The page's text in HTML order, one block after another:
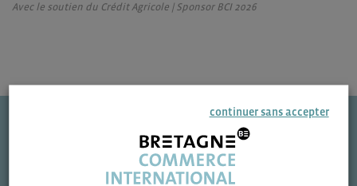
Avec le soutien du Crédit Agricole | Sponsor BCI 2026
Une question ?
VOS CONTACTS
continuer sans accepter